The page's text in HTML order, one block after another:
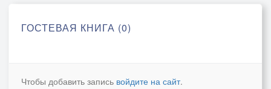
ГОСТЕВАЯ КНИГА (0)
Чтобы добавить запись войдите на сайт.